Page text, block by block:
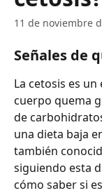
11 de noviembre
Señales de
La cetosis es
cuerpo quema
de
una dieta baja
también
siguiendo esta
cómo saber si